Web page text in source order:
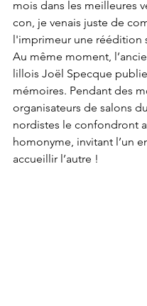
mois dans les meilleures
con, je venais juste de
l'imprimeur une réédition
Au même moment,
lillois Joël Specque
mémoires. Pendant des
organisateurs de salons
nordistes le confondront
homonyme, invitant l’un
accueillir l’autre !